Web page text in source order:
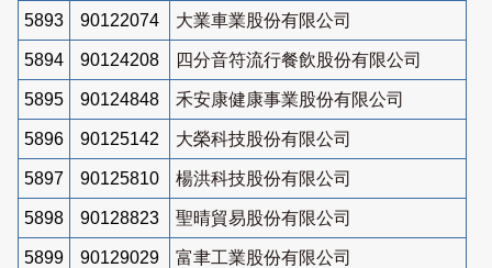
5893 90122074 大業車業股份有限公司
5894 90124208 四分音符流行餐飲股份有限公司
5895 90124848 禾安康健康事業股份有限公司
5896 90125142 大榮科技股份有限公司
5897 90125810 楊洪科技股份有限公司
5898 90128823 聖晴貿易股份有限公司
5899 90129029 富聿工業股份有限公司